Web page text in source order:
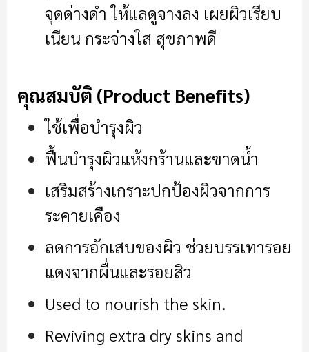
จุดด่างดำ ให้แลดูจางลง เผยผิวเรียบ
เนียน กระจ่างใส สุขภาพดี
คุณสมบัติ (Product Benefits)
ใช้เพื่อบำรุงผิว
ฟื้นบำรุงผิวแห้งกร้านและขาดน้ำ
เสริมสร้างเกราะปกป้องผิวจากการ
ระคายเคือง
ลดการอักเสบของผิว ช่วยบรรเทารอย
แดงจากผื่นและรอยสิว
Used to nourish the skin.
Reviving extra dry skins and